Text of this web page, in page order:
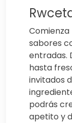
Comienza
sabores
entradas.
hasta
invitados
podrás
apetito y